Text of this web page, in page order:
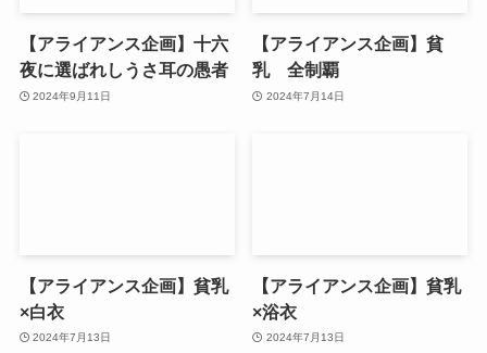
【アライアンス企画】十六
夜に選ばれしうさ耳の愚者
2024年9月11日
【アライアンス企画】貧
乳 全制覇
2024年7月14日
【アライアンス企画】貧乳
×白衣
2024年7月13日
【アライアンス企画】貧乳
×浴衣
2024年7月13日